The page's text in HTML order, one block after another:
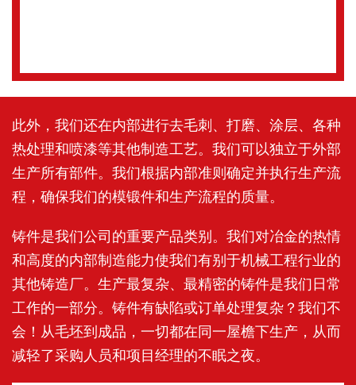
此外，我们还在内部进行去毛刺、打磨、涂层、各种
热处理和喷漆等其他制造工艺。我们可以独立于外部
生产所有部件。我们根据内部准则确定并执行生产流
程，确保我们的模锻件和生产流程的质量。
铸件是我们公司的重要产品类别。我们对冶金的热情
和高度的内部制造能力使我们有别于机械工程行业的
其他铸造厂。生产最复杂、最精密的铸件是我们日常
工作的一部分。铸件有缺陷或订单处理复杂？我们不
会！从毛坯到成品，一切都在同一屋檐下生产，从而
减轻了采购人员和项目经理的不眠之夜。